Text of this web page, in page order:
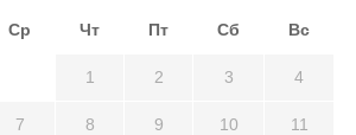
Ср Чт Пт Сб Вс
1 2 3 4
7 8 9 10 11